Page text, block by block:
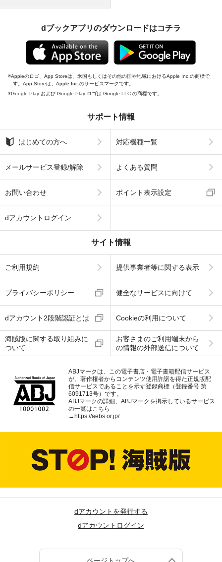
dブックアプリのダウンロードはコチラ
Appleのロゴ、App Storeは、米国もしくはその他の国や地域におけるApple Inc.の商標で
す。App Storeは、Apple Inc.のサービスマークです。
Google Play および Google Play ロゴは Google LLC の商標です。
サポート情報
はじめての方へ 対応機種一覧
メールサービス登録/解除 よくある質問
お問い合わせ ポイント表示設定
dアカウントログイン
サイト情報
ご利用規約 提供事業者等に関する表示
プライバシーポリシー 健全なサービスに向けて
dアカウント2段階認証とは Cookieの利用について
海賊版に関する取り組みに
ついて
お客さまのご利用端末から
の情報の外部送信について
ABJマークは、この電子書店・電子書籍配信サービス
が、著作権者からコンテンツ使用許諾を得た正規版配
信サービスであることを示す登録商標（登録番号 第
6091713号）です。
ABJマークの詳細、ABJマークを掲示しているサービス
の一覧はこちら
→https://aebs.or.jp/
dアカウントを発行する
dアカウントログイン
ページトップへ